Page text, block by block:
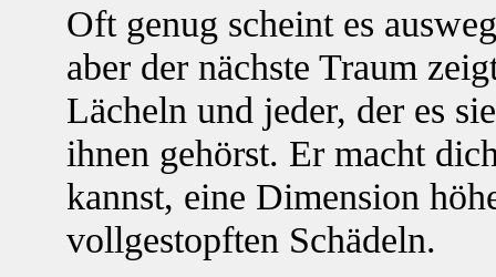
Oft genug scheint es
aber der nächste Traum
Lächeln und jeder, der es
ihnen gehörst. Er macht
kannst, eine Dimension
vollgestopften Schädeln.